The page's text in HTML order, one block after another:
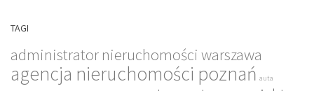
TAGI
administrator nieruchomości warszawa
agencja nieruchomości poznań auta